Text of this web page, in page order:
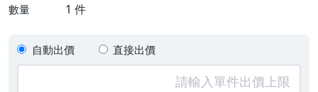
數量 1 件
自動出價 直接出價